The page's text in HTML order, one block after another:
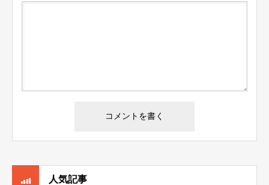
人気記事